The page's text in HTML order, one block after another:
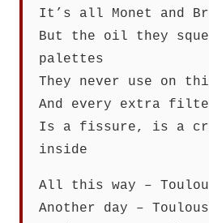
It’s all Monet and
But the oil they
palettes
They never use on
And every extra
Is a fissure, is a
inside
All this way –
Another day –